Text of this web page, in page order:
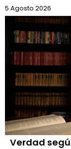
5 Agosto 2026
Verdad